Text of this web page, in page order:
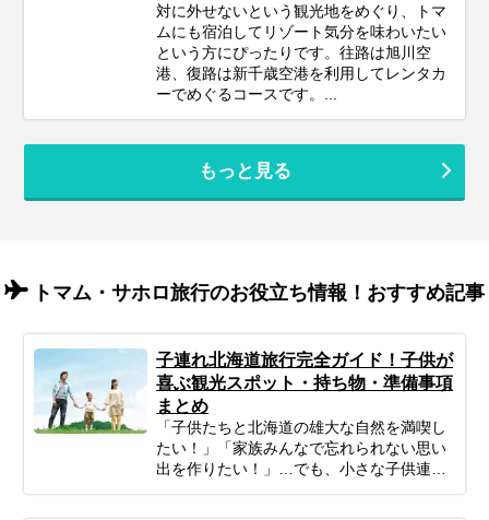
対に外せないという観光地をめぐり、トマ
ムにも宿泊してリゾート気分を味わいたい
という方にぴったりです。往路は旭川空
港、復路は新千歳空港を利用してレンタカ
ーでめぐるコースです。...
もっと見る
トマム・サホロ旅行のお役立ち情報！おすすめ記事
子連れ北海道旅行完全ガイド！子供が
喜ぶ観光スポット・持ち物・準備事項
まとめ
「子供たちと北海道の雄大な自然を満喫し
たい！」「家族みんなで忘れられない思い
出を作りたい！」…でも、小さな子供連れ